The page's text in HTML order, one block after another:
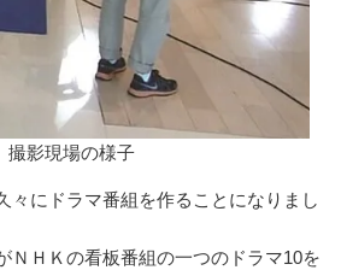
撮影現場の様子
々にドラマ番組を作ることになりまし
ＮＨＫの看板番組の一つのドラマ10を